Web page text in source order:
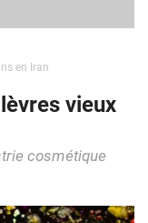
en Iran
vieux
cosmétique